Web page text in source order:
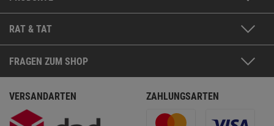
RAT & TAT
FRAGEN ZUM SHOP
VERSANDARTEN ZAHLUNGSARTEN